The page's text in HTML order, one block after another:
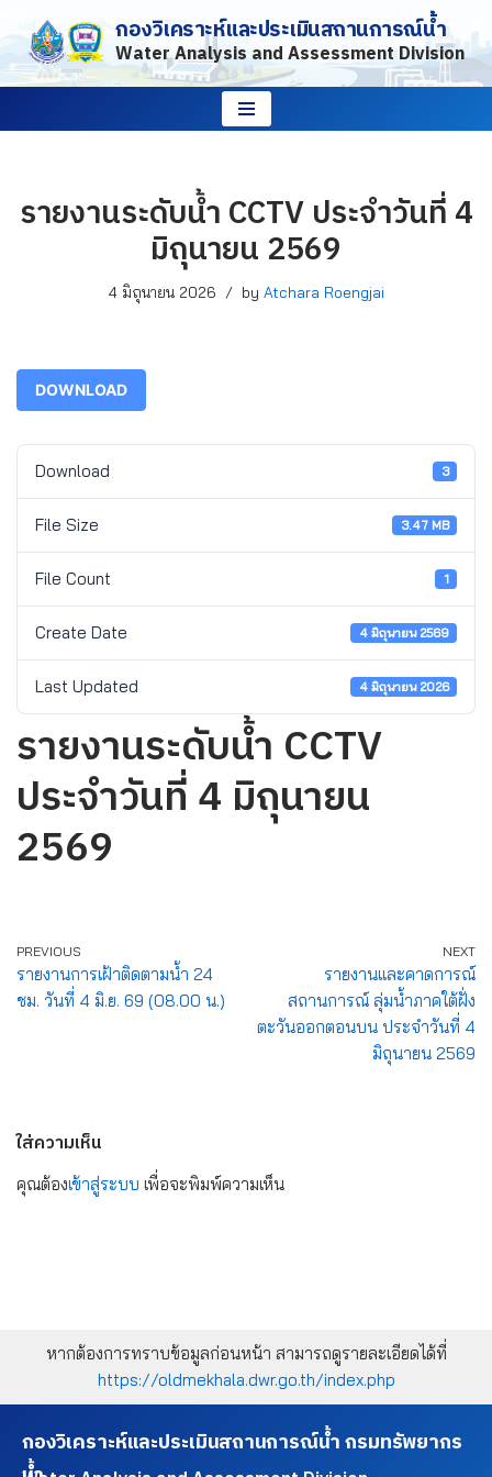
Skip
to
กองวิเคราะห์และประเมินสถานการณ์น้ำ
Water Analysis and Assessment Division
รายงานระดับน้ำ CCTV ประจำวันที่ 4
มิถุนายน 2569
4 มิถุนายน 2026 by Atchara Roengjai
DOWNLOAD
Download 3
File Size 3.47 MB
File Count 1
Create Date 4 มิถุนายน 2569
Last Updated 4 มิถุนายน 2026
รายงานระดับน้ำ CCTV
ประจำวันที่ 4 มิถุนายน
2569
PREVIOUS
รายงานการเฝ้าติดตามน้ำ 24
ชม. วันที่ 4 มิ.ย. 69 (08.00 น.)
NEXT
รายงานและคาดการณ์
สถานการณ์ ลุ่มน้ำภาคใต้ฝั่ง
ตะวันออกตอนบน ประจำวันที่ 4
มิถุนายน 2569
ใส่ความเห็น
คุณต้องเข้าสู่ระบบ เพื่อจะพิมพ์ความเห็น
หากต้องการทราบข้อมูลก่อนหน้า สามารถดูรายละเอียดได้ที่
https://oldmekhala.dwr.go.th/index.php
กองวิเคราะห์และประเมินสถานการณ์น้ำ กรมทรัพยากร